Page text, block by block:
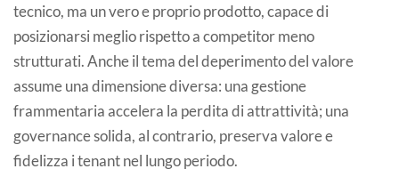
tecnico, ma un vero e proprio prodotto, capace di
posizionarsi meglio rispetto a competitor meno
strutturati. Anche il tema del deperimento del valore
assume una dimensione diversa: una gestione
frammentaria accelera la perdita di attrattività; una
governance solida, al contrario, preserva valore e
fidelizza i tenant nel lungo periodo.